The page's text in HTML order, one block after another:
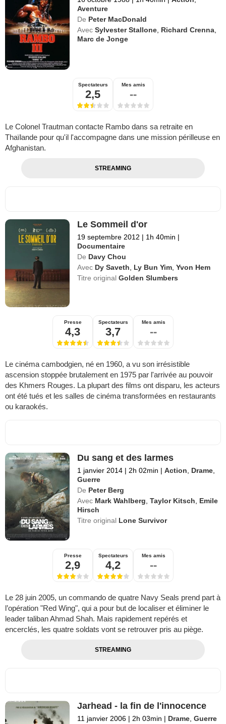
Aventure
De Peter MacDonald
Avec Sylvester Stallone Richard Crenna
Marc de Jonge
Spectateurs
2,5
Mes amis
--
Le Colonel Trautman contacte Rambo dans sa retraite en
Thaïlande pour qu'il l'accompagne dans une mission périlleuse en
Afghanistan.
STREAMING
Le Sommeil d'or
19 septembre 2012 | 1h 40min |
Documentaire
De Davy Chou
Avec Dy Saveth Ly Bun Yim ,Yvon Hem
Titre originalGolden Slumbers
Presse
4,3
Spectateurs
3,7
Mes amis
--
Le cinéma cambodgien, né en 1960, a vu son irrésistible
ascension stoppée brutalement en 1975 par l'arrivée au pouvoir
des Khmers Rouges. La plupart des films ont disparu, les acteurs
ont été tués et les salles de cinéma transformées en restaurants
ou karaokés.
Du sang et des larmes
1 janvier 2014 | 2h 02min | Action Drame
Guerre
De Peter Berg
Avec Mark Wahlberg ,Taylor Kitsch
Emile
Hirsch
Titre original Lone Survivor
Presse
2,9
Spectateurs
4,2
Mes amis
--
Le 28 juin 2005, un commando de quatre Navy Seals prend part à
l’opération "Red Wing", qui a pour but de localiser et éliminer le
leader taliban Ahmad Shah. Mais rapidement repérés et
encerclés, les quatre soldats vont se retrouver pris au piège.
STREAMING
Jarhead - la fin de l'innocence
11 janvier 2006 | 2h 03min | Drame ,Guerre